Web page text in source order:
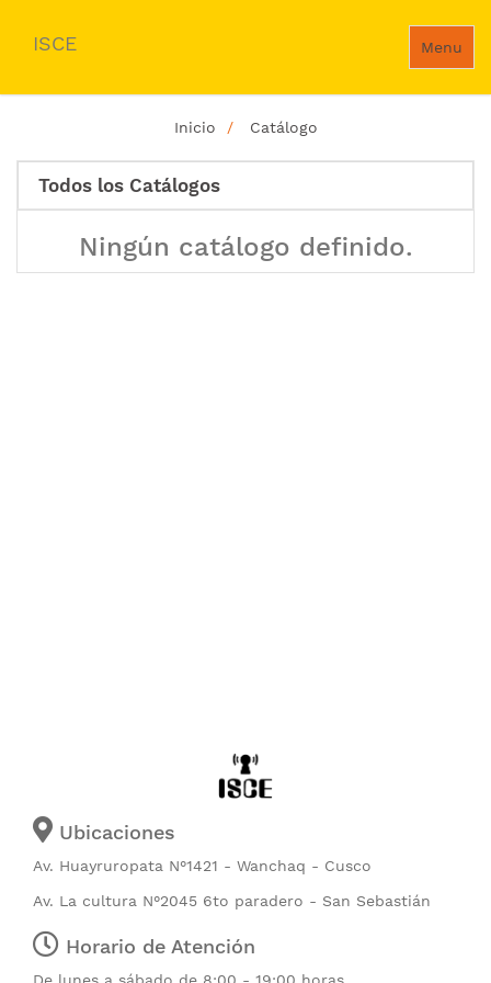
Menu
ISCE
Inicio Catálogo
Todos los Catálogos
Ningún catálogo definido.
Ubicaciones
Av. Huayruropata N°1421 - Wanchaq - Cusco
Av. La cultura N°2045 6to paradero - San Sebastián
Horario de Atención